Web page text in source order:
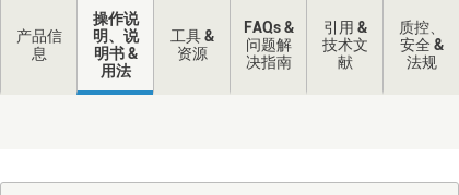
产品信
息
操作说
明、说
明书 &
用法
工具 &
资源
FAQs &
问题解
决指南
引用 &
技术文
献
质控、
安全 &
法规